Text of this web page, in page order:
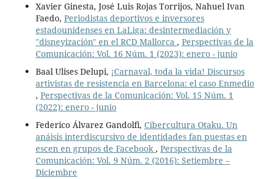
Xavier Ginesta, José Luis Rojas Torrijos, Nahuel Ivan
Faedo, Periodistas deportivos e inversores
estadounidenses en LaLiga: desintermediación y
"disneyización" en el RCD Mallorca , Perspectivas de la
Comunicación: Vol. 16 Núm. 1 (2023): enero - junio
Baal Ulises Delupi, ¡Carnaval, toda la vida! Discursos
artivistas de resistencia en Barcelona: el caso Enmedio
, Perspectivas de la Comunicación: Vol. 15 Núm. 1
(2022): enero - junio
Federico Álvarez Gandolfi, Cibercultura Otaku. Un
anáisis interdiscursivo de identidades fan puestas en
escen en grupos de Facebook , Perspectivas de la
Comunicación: Vol. 9 Núm. 2 (2016): Setiembre –
Diciembre